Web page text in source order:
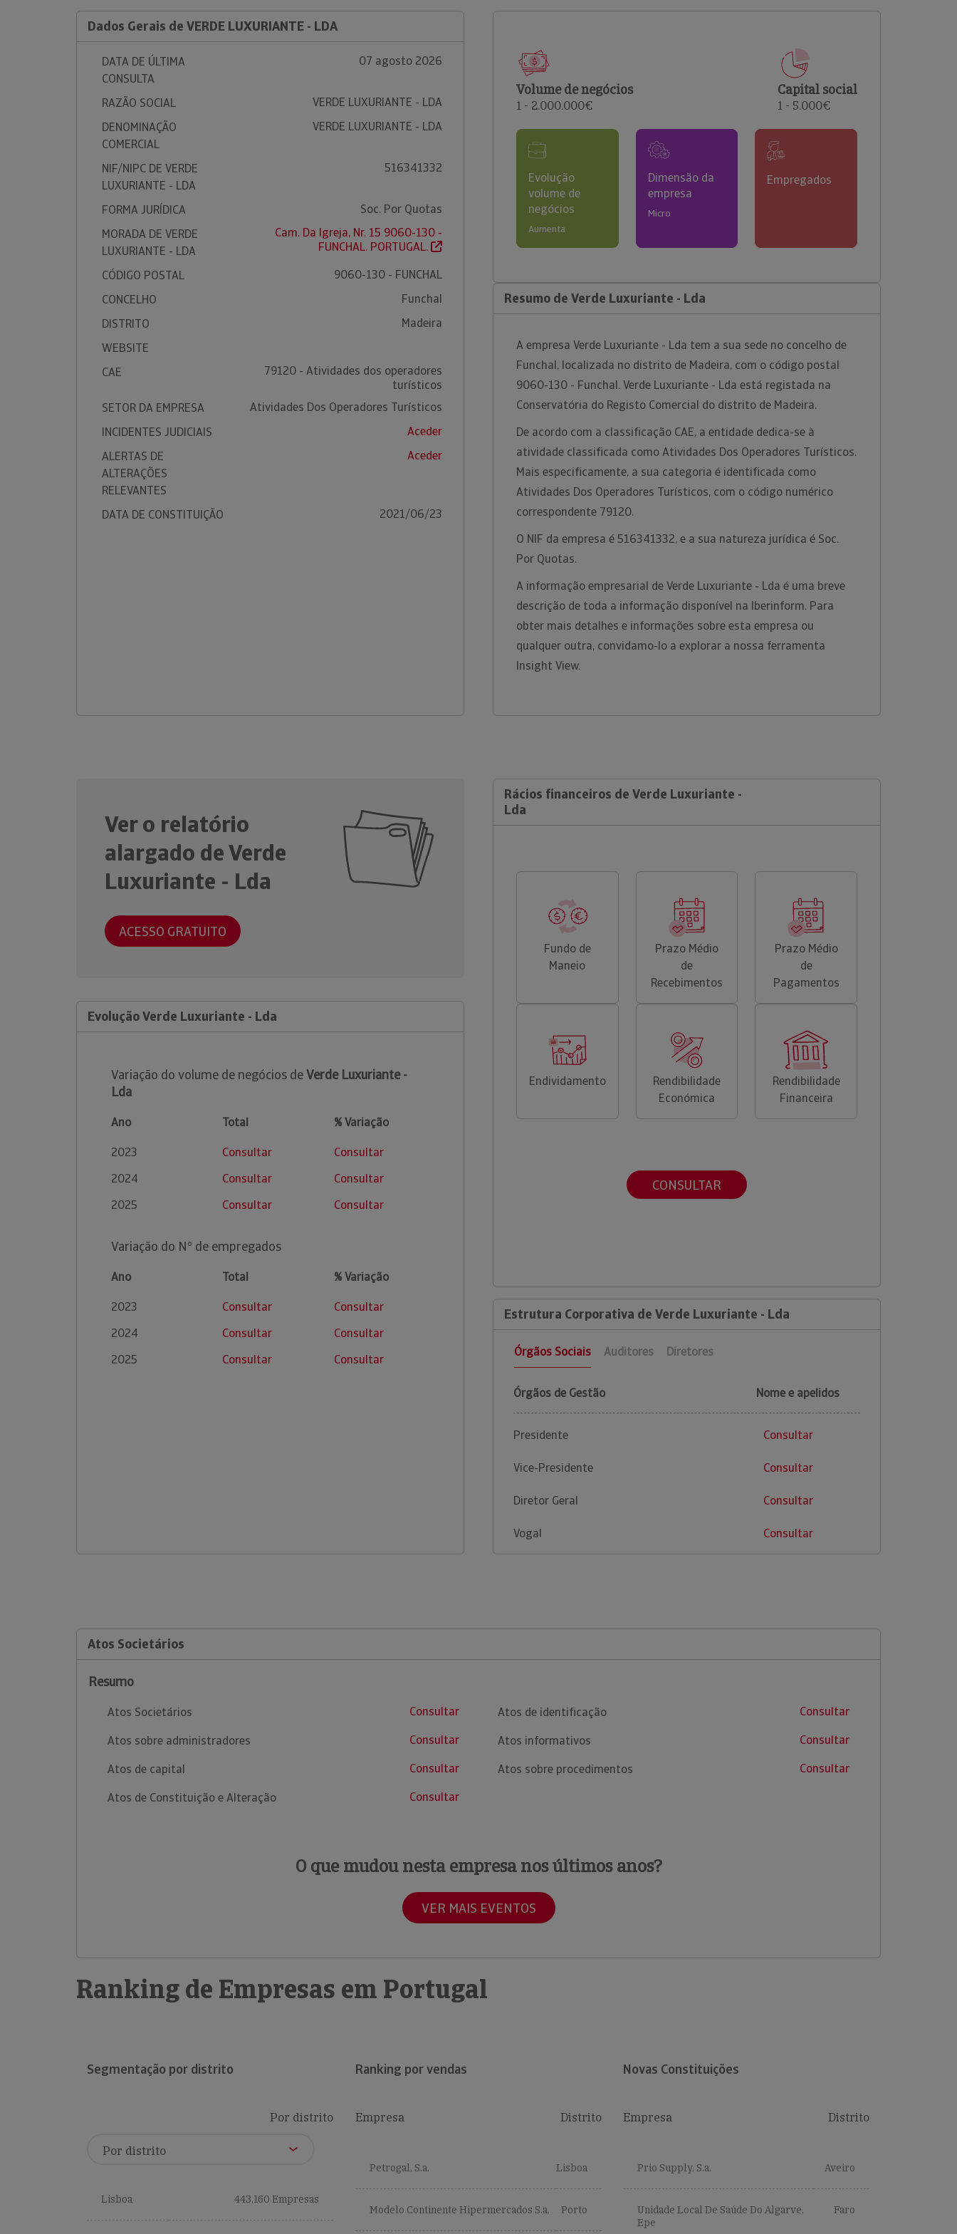
comerciais e analisar o risco de incumprimento dos
Dados Gerais de VERDE LUXURIANTE - LDA
DATA DE ÚLTIMA
CONSULTA
07 agosto 2026
RAZÃO SOCIAL
VERDE LUXURIANTE - LDA
DENOMINAÇÃO
COMERCIAL
VERDE LUXURIANTE - LDA
NIF/NIPC DE VERDE
LUXURIANTE - LDA
516341332
FORMA JURÍDICA
Soc. Por Quotas
MORADA DE VERDE
LUXURIANTE - LDA
Cam. Da Igreja, Nr. 15 9060-130 -
FUNCHAL. PORTUGAL.
CÓDIGO POSTAL
9060-130 - FUNCHAL
CONCELHO
Funchal
DISTRITO
Madeira
WEBSITE
CAE
79120 - Atividades dos operadores
turísticos
SETOR DA EMPRESA
Atividades Dos Operadores Turísticos
INCIDENTES JUDICIAIS
Aceder
ALERTAS DE
ALTERAÇÕES
RELEVANTES
Aceder
DATA DE CONSTITUIÇÃO 2021/06/23
Volume de negócios
1 - 2.000.000€
Capital social
1 - 5.000€
Evolução
volume de
negócios
Aumenta
Dimensão da
empresa
Micro
Empregados
Resumo de Verde Luxuriante - Lda
A empresa Verde Luxuriante - Lda tem a sua sede no concelho de
Funchal, localizada no distrito de Madeira, com o código postal
9060-130 - Funchal. Verde Luxuriante - Lda está registada na
Conservatória do Registo Comercial do distrito de Madeira.
De acordo com a classificação CAE, a entidade dedica-se à
atividade classificada como Atividades Dos Operadores Turísticos.
Mais especificamente, a sua categoria é identificada como
Atividades Dos Operadores Turísticos, com o código numérico
correspondente 79120.
O NIF da empresa é 516341332, e a sua natureza jurídica é Soc.
Por Quotas.
A informação empresarial de Verde Luxuriante - Lda é uma breve
descrição de toda a informação disponível na Iberinform. Para
obter mais detalhes e informações sobre esta empresa ou
qualquer outra, convidamo-lo a explorar a nossa ferramenta
Insight View.
Ver o relatório
alargado de Verde
Luxuriante - Lda
ACESSO GRATUITO
Evolução Verde Luxuriante - Lda
Variação do volume de negócios deVerde Luxuriante -
Lda
Ano Total
% Variação
2023
Consultar
Consultar
2024
Consultar
Consultar
2025
Consultar Consultar
Variação do Nº de empregados
Ano Total
% Variação
2023
Consultar
Consultar
2024
Consultar
Consultar
2025
Consultar Consultar
Rácios financeiros de Verde Luxuriante -
Lda
Fundo de
Maneio
Prazo Médio
de
Recebimentos
Prazo Médio
de
Pagamentos
Endividamento
Rendibilidade
Económica
Rendibilidade
Financeira
CONSULTAR
Estrutura Corporativa de Verde Luxuriante - Lda
Órgãos Sociais Auditores Diretores
Órgãos de Gestão Nome e apelidos
Presidente Consultar
Vice-Presidente Consultar
Diretor Geral Consultar
Vogal Consultar
Atos Societários
Resumo
Atos Societários
Consultar
Atos sobre administradores
Consultar
Atos de capital
Consultar
Atos de Constituição e Alteração
Consultar
Atos de identificação
Consultar
Atos informativos
Consultar
Atos sobre procedimentos
Consultar
O que mudou nesta empresa nos últimos anos?
VER MAIS EVENTOS
Ranking de Empresas em Portugal
Segmentação por distrito
Por distrito
Lisboa 443,160 Empresas
Ranking por vendas
Empresa Distrito
Petrogal, S.a. Lisboa
Modelo Continente Hipermercados S.a. Porto
Novas Constituições
Empresa Distrito
Prio Supply, S.a. Aveiro
Unidade Local De Saúde Do Algarve,
Epe
Faro